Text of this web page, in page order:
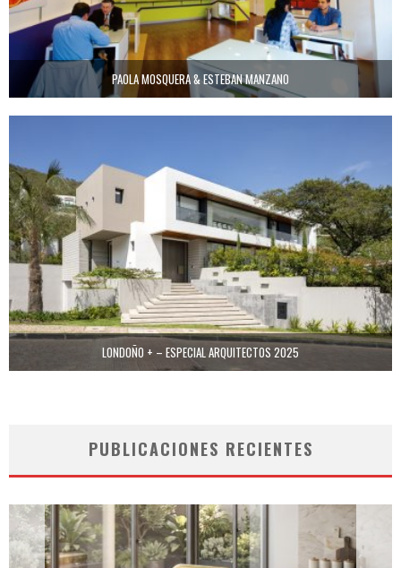
PAOLA MOSQUERA & ESTEBAN MANZANO
LONDOÑO + – ESPECIAL ARQUITECTOS 2025
PUBLICACIONES RECIENTES